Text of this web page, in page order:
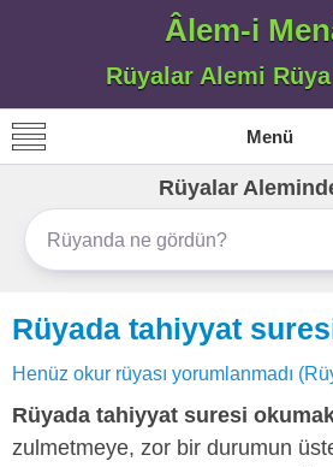
Âlem-i
Rüyalar Alemi
Menü
Rüyalar
Rüyada tahiyyat
Henüz okur rüyası yorumlanmadı
Rüyada tahiyyat suresi
zulmetmeye, zor bir durumun